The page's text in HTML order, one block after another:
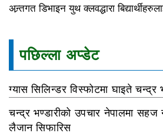
अन्र्तगत डिभाइन युथ क्लवद्धारा
पछिल्ला अप्डेट
ग्यास सिलिन्डर विस्फोटमा घाइते चन्द्र
चन्द्र भण्डारीको उपचार नेपालमा सहज
लैजान सिफारिस